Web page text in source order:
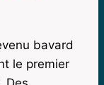
bavard
le premier